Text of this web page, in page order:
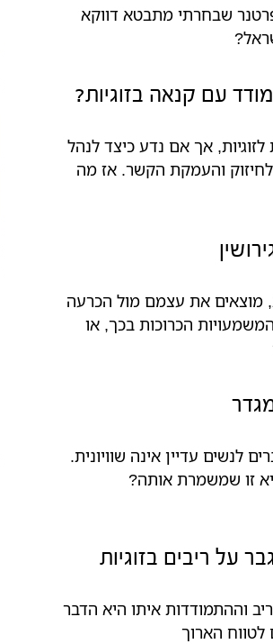
שבחרתי מתבטא דווקא
עם קנאה בזוגיות?
אך אם נדע כיצד לנהל
והעמקת הקשר. אז מה
מוצאים את עצמם מול הכרעה
הכרוכות בכך, או
לנשים עדיין אינה שוויונית.
זו שמשמרת אותה?
על ריבים בזוגיות
וההתמודדות איתו היא הדבר
הארוך